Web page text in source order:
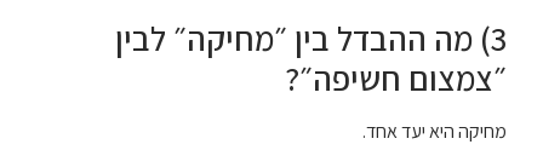
3) מה ההבדל בין ״מחיקה״ לבין
״צמצום חשיפה״?
מחיקה היא יעד אחד.